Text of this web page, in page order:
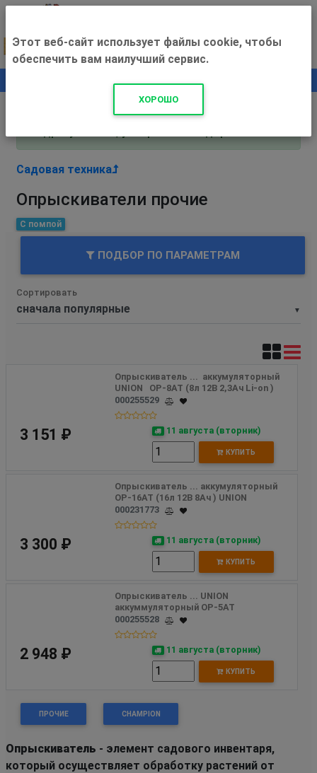
+500 ₽
Внимание! С 3 августа магазин работает по
Садовая техника
Опрыскиватели прочие
С помпой
ПОДБОР ПО ПАРАМЕТРАМ
▼
Сортировать
Опрыскиватель ...  аккумуляторный
UNION   OP-8AT (8л 12В 2,3Ач Li-on )
000255529
3 151 ₽ 11 августа (вторник)
КУПИТЬ
Опрыскиватель ... аккумуляторный
OP-16AT (16л 12В 8Ач ) UNION
000231773
3 300 ₽ 11 августа (вторник)
КУПИТЬ
Опрыскиватель ... UNION
аккуммуляторный OP-5AT
000255528
2 948 ₽ 11 августа (вторник)
КУПИТЬ
ПРОЧИЕ CHAMPION
Опрыскиватель - элемент садового инвентаря,
который осуществляет обработку растений от
Этот веб-сайт использует файлы cookie, чтобы
обеспечить вам наилучший сервис.
ХОРОШО